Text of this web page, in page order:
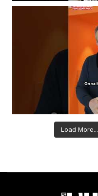
Load More...